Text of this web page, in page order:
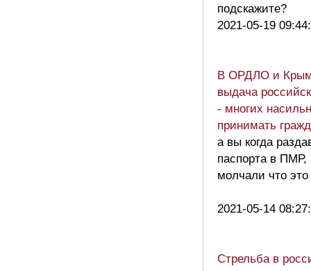
подскажите?
2021-05-19
В ОРДЛО и
выдача
- многих
принимать
а вы когда
паспорта в ПМР,
молчали что
2021-05-14
Стрельба в